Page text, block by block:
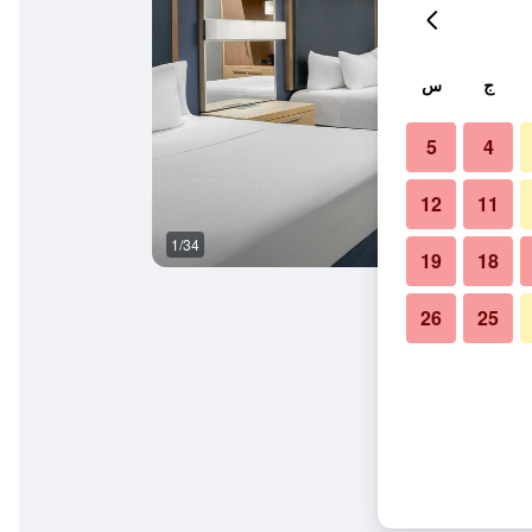
1/34
كونفينشن سنتر
ج س
4
5
11
12
18
19
25
26